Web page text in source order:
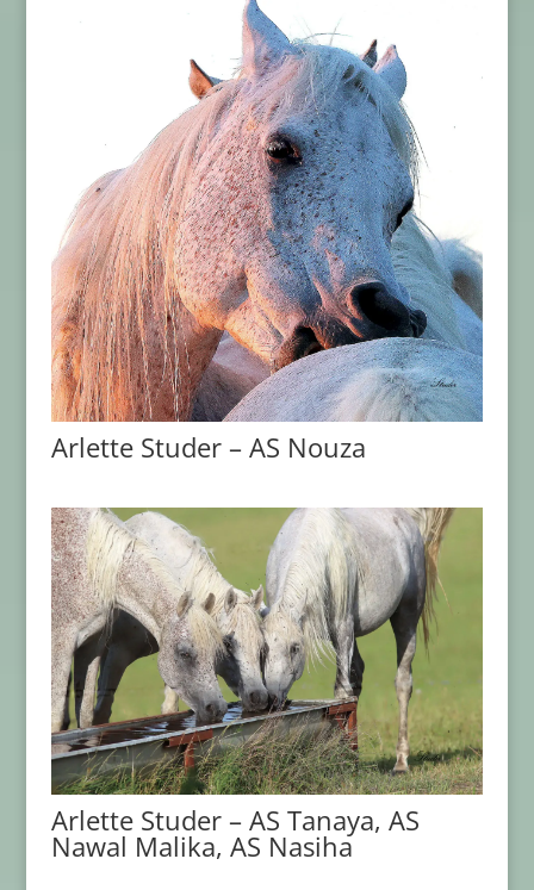
Arlette Studer – AS Nouza
Arlette Studer – AS Tanaya, AS
Nawal Malika, AS Nasiha